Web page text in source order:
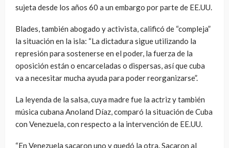
sujeta desde los años 60 a un embargo por parte de EE.UU.
Blades, también abogado y activista, calificó de “compleja”
la situación en la isla: “La dictadura sigue utilizando la
represión para sostenerse en el poder, la fuerza de la
oposición están o encarceladas o dispersas, así que cuba
va a necesitar mucha ayuda para poder reorganizarse”.
La leyenda de la salsa, cuya madre fue la actriz y también
música cubana Anoland Díaz, comparó la situación de Cuba
con Venezuela, con respecto a la intervención de EE.UU.
“En Venezuela sacaron uno y quedó la otra. Sacaron al